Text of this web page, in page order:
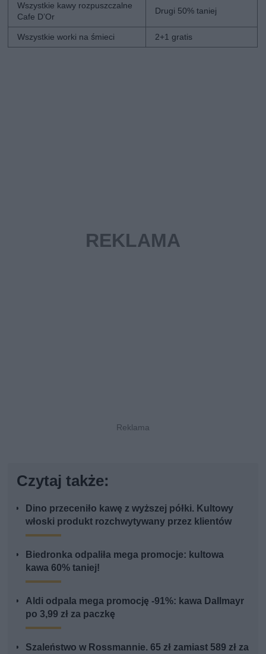
Wszystkie kawy rozpuszczalne
Cafe D’Or
Drugi 50% taniej
Wszystkie worki na śmieci 2+1 gratis
Czytaj także:
Dino przeceniło kawę z wyższej półki. Kultowy
włoski produkt rozchwytywany przez klientów
Biedronka odpaliła mega promocje: kultowa
kawa 60% taniej!
Aldi odpala mega promocję -91%: kawa Dallmayr
po 3,99 zł za paczkę
Szaleństwo w Rossmannie. 65 zł zamiast 589 zł za